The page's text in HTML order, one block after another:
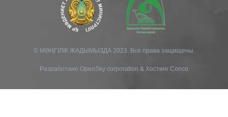
© МӘҢГІЛІК ЖАДЫМЫЗДА 2023. Все права защищены.
Разработано OpenSky corporation & Хостинг Conco